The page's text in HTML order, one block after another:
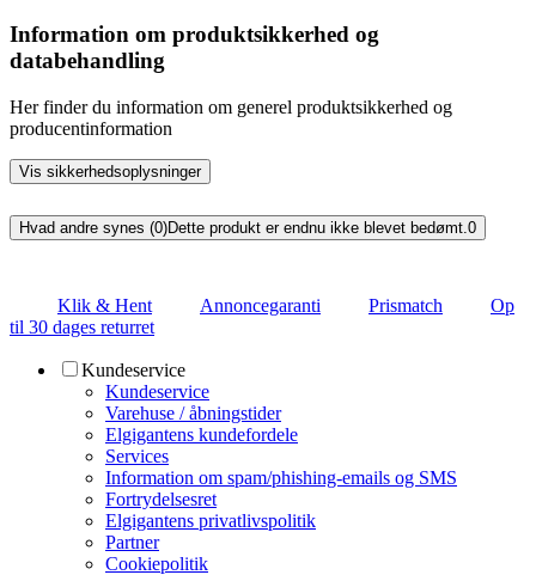
Information om produktsikkerhed og
databehandling
Her finder du information om generel produktsikkerhed og
producentinformation
Vis sikkerhedsoplysninger
Hvad andre synes (0)Dette produkt er endnu ikke blevet bedømt.0
Klik & Hent Annoncegaranti Prismatch
Op
til 30 dages returret
Kundeservice
Kundeservice
Varehuse / åbningstider
Elgigantens kundefordele
Services
Information om spam/phishing-emails og SMS
Fortrydelsesret
Elgigantens privatlivspolitik
Partner
Cookiepolitik